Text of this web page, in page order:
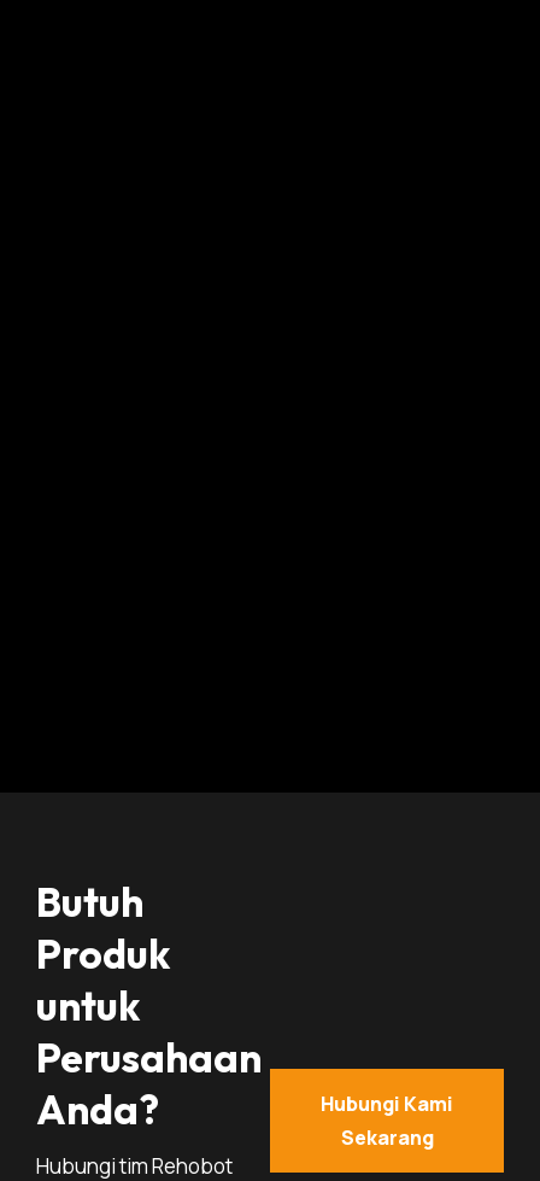
Butuh
Produk
untuk
Perusahaan
Anda?
Hubungi tim Rehobot
Hubungi Kami
Sekarang